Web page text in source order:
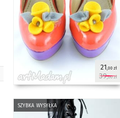
21,00 zł
39,00 zł
szybka wysyłka